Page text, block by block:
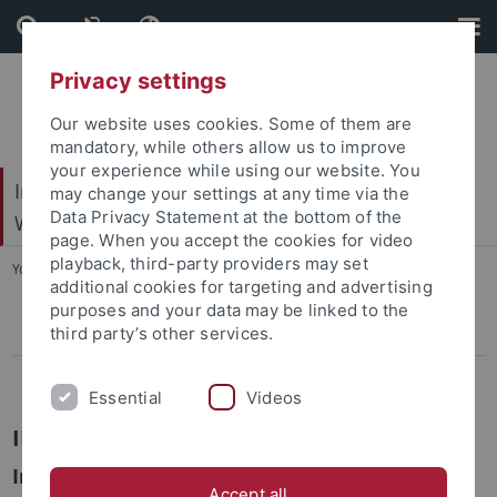
Skip
to
content
Skip
to
footer
Internationales Zentrum für Ethik in den
Wissenschaften (IZEW)
You are here: Startseite ... INTEGRAM
Pressemitteilungen
INTEGRAM
Integrierte Forschung: Eine kritische Analyse
Privacy settings
Our website uses cookies. Some of them are
mandatory, while others allow us to improve
your experience while using our website. You
may change your settings at any time via the
Data Privacy Statement at the bottom of the
page. When you accept the cookies for video
playback, third-party providers may set
additional cookies for targeting and advertising
purposes and your data may be linked to the
third party’s other services.
Essential Videos